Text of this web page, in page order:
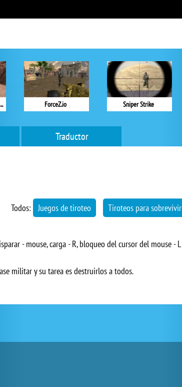
Soldier of Homeland: Sahara ForceZ.io Sniper Strike
Traductor
Todos: Juegos de tiroteo Tiroteos para sobrevivir
- mouse, carga - R, bloqueo del cursor del mouse - L
militar y su tarea es destruirlos a todos.